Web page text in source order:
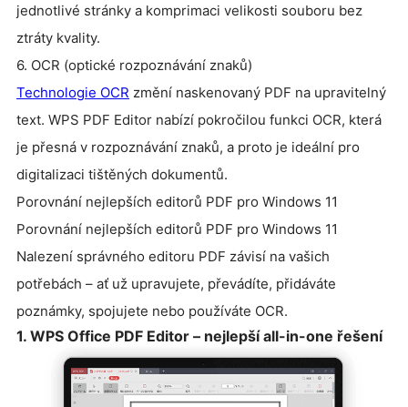
jednotlivé stránky a komprimaci velikosti souboru bez
ztráty kvality.
6. OCR (optické rozpoznávání znaků)
Technologie OCR změní naskenovaný PDF na upravitelný
text. WPS PDF Editor nabízí pokročilou funkci OCR, která
je přesná v rozpoznávání znaků, a proto je ideální pro
digitalizaci tištěných dokumentů.
Porovnání nejlepších editorů PDF pro Windows 11
Porovnání nejlepších editorů PDF pro Windows 11
Nalezení správného editoru PDF závisí na vašich
potřebách – ať už upravujete, převádíte, přidáváte
poznámky, spojujete nebo používáte OCR.
1. WPS Office PDF Editor – nejlepší all-in-one řešení